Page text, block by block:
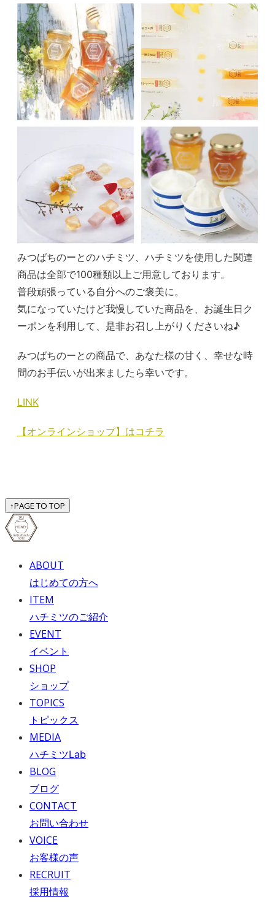
みつばちのーとのハチミツ、ハチミツを使用した関連
商品は全部で100種類以上ご用意しております。
普段頑張っている自分へのご褒美に。
気になっていたけど我慢していた商品を、お誕生日ク
ーポンを利用して、是非お召し上がりくださいね♪
みつばちのーとの商品で、あなた様の甘く、幸せな時
間のお手伝いが出来ましたら幸いです。
LINK
【オンラインショップ】はコチラ
↑PAGE TO TOP
ABOUT
はじめての方へ
ITEM
ハチミツのご紹介
EVENT
イベント
SHOP
ショップ
TOPICS
トピックス
MEDIA
ハチミツLab
BLOG
ブログ
CONTACT
お問い合わせ
VOICE
お客様の声
RECRUIT
採用情報